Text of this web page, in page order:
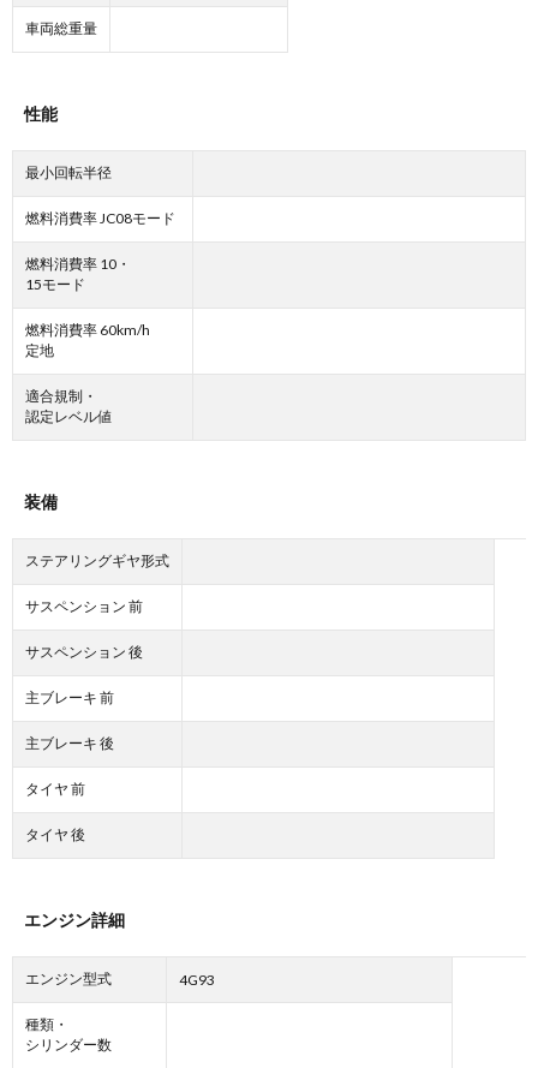
車両総重量
性能
最小回転半径
燃料消費率 JC08モード
燃料消費率 10・
15モード
燃料消費率 60km/h
定地
適合規制・
認定レベル値
装備
ステアリングギヤ形式
サスペンション 前
サスペンション 後
主ブレーキ 前
主ブレーキ 後
タイヤ 前
タイヤ 後
エンジン詳細
エンジン型式 4G93
種類・
シリンダー数